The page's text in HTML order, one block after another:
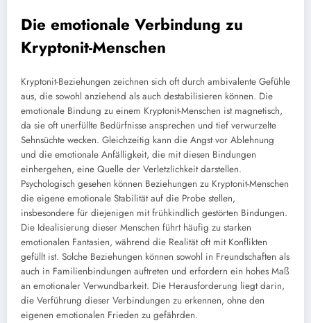
Die emotionale Verbindung zu
Kryptonit-Menschen
Kryptonit-Beziehungen zeichnen sich oft durch ambivalente Gefühle
aus, die sowohl anziehend als auch destabilisieren können. Die
emotionale Bindung zu einem Kryptonit-Menschen ist magnetisch,
da sie oft unerfüllte Bedürfnisse ansprechen und tief verwurzelte
Sehnsüchte wecken. Gleichzeitig kann die Angst vor Ablehnung
und die emotionale Anfälligkeit, die mit diesen Bindungen
einhergehen, eine Quelle der Verletzlichkeit darstellen.
Psychologisch gesehen können Beziehungen zu Kryptonit-Menschen
die eigene emotionale Stabilität auf die Probe stellen,
insbesondere für diejenigen mit frühkindlich gestörten Bindungen.
Die Idealisierung dieser Menschen führt häufig zu starken
emotionalen Fantasien, während die Realität oft mit Konflikten
gefüllt ist. Solche Beziehungen können sowohl in Freundschaften als
auch in Familienbindungen auftreten und erfordern ein hohes Maß
an emotionaler Verwundbarkeit. Die Herausforderung liegt darin,
die Verführung dieser Verbindungen zu erkennen, ohne den
eigenen emotionalen Frieden zu gefährden.